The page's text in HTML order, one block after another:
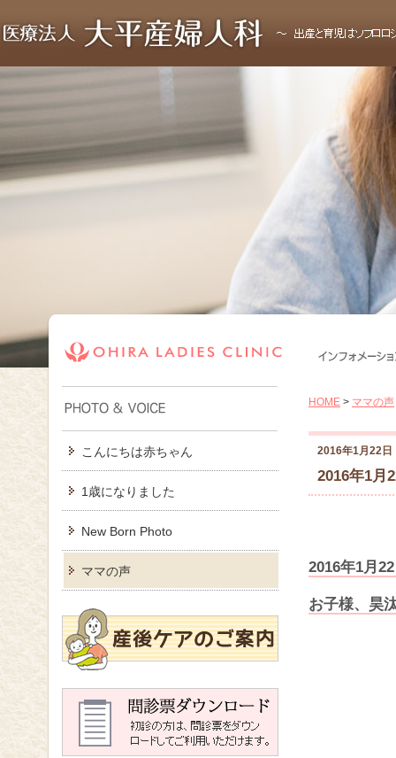
こんにちは赤ちゃん
1歳になりました
New Born Photo
ママの声
HOME > ママの声
2016年1月22日
2016年1月
2016年1月
お子様、昊